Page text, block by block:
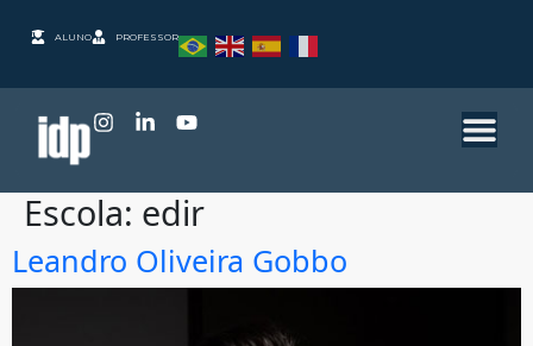
ALUNO PROFESSOR
Escola: edir
Leandro Oliveira Gobbo